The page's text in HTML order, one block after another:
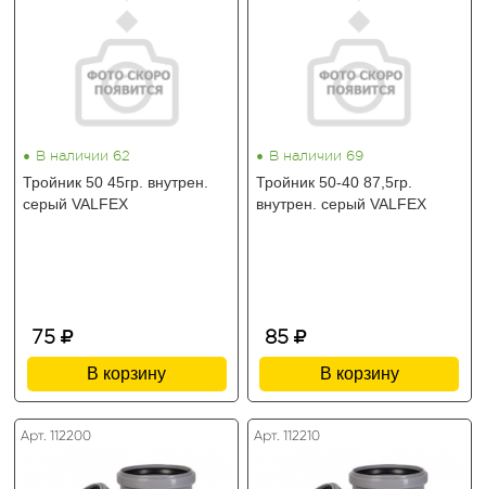
• В наличии 62
Тройник 50 45гр. внутрен.
серый VALFEX
75
В корзину
• В наличии 69
Тройник 50-40 87,5гр.
внутрен. серый VALFEX
85
В корзину
Арт. 112200 Арт. 112210